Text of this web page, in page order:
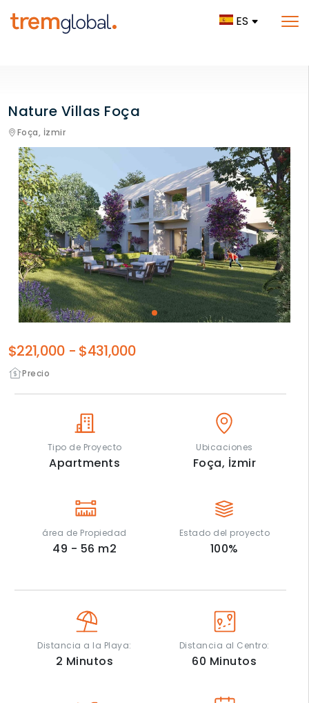
ES
Nature Villas Foça
Foça, İzmir
Precio
$221,000 - $431,000
Tipo de Proyecto
Apartments
Ubicaciones
Foça, İzmir
área de Propiedad
49 - 56 m2
Estado del proyecto
100%
Distancia a la Playa:
2 Minutos
Distancia al Centro:
60 Minutos